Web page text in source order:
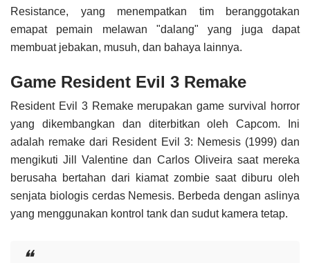
Resistance, yang menempatkan tim beranggotakan
emapat pemain melawan "dalang" yang juga dapat
membuat jebakan, musuh, dan bahaya lainnya.
Game Resident Evil 3 Remake
Resident Evil 3 Remake merupakan game survival horror
yang dikembangkan dan diterbitkan oleh Capcom. Ini
adalah remake dari Resident Evil 3: Nemesis (1999) dan
mengikuti Jill Valentine dan Carlos Oliveira saat mereka
berusaha bertahan dari kiamat zombie saat diburu oleh
senjata biologis cerdas Nemesis. Berbeda dengan aslinya
yang menggunakan kontrol tank dan sudut kamera tetap.